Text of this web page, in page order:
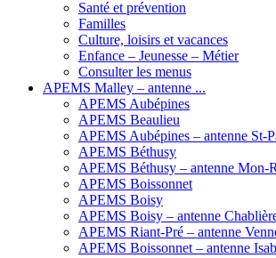
Santé et prévention
Familles
Culture, loisirs et vacances
Enfance – Jeunesse – Métier
Consulter les menus
APEMS Malley – antenne ...
APEMS Aubépines
APEMS Beaulieu
APEMS Aubépines – antenne St-
APEMS Béthusy
APEMS Béthusy – antenne Mon-
APEMS Boissonnet
APEMS Boisy
APEMS Boisy – antenne
APEMS Riant-Pré – antenne
APEMS Boissonnet – antenne